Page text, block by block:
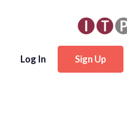
Log In Sign Up